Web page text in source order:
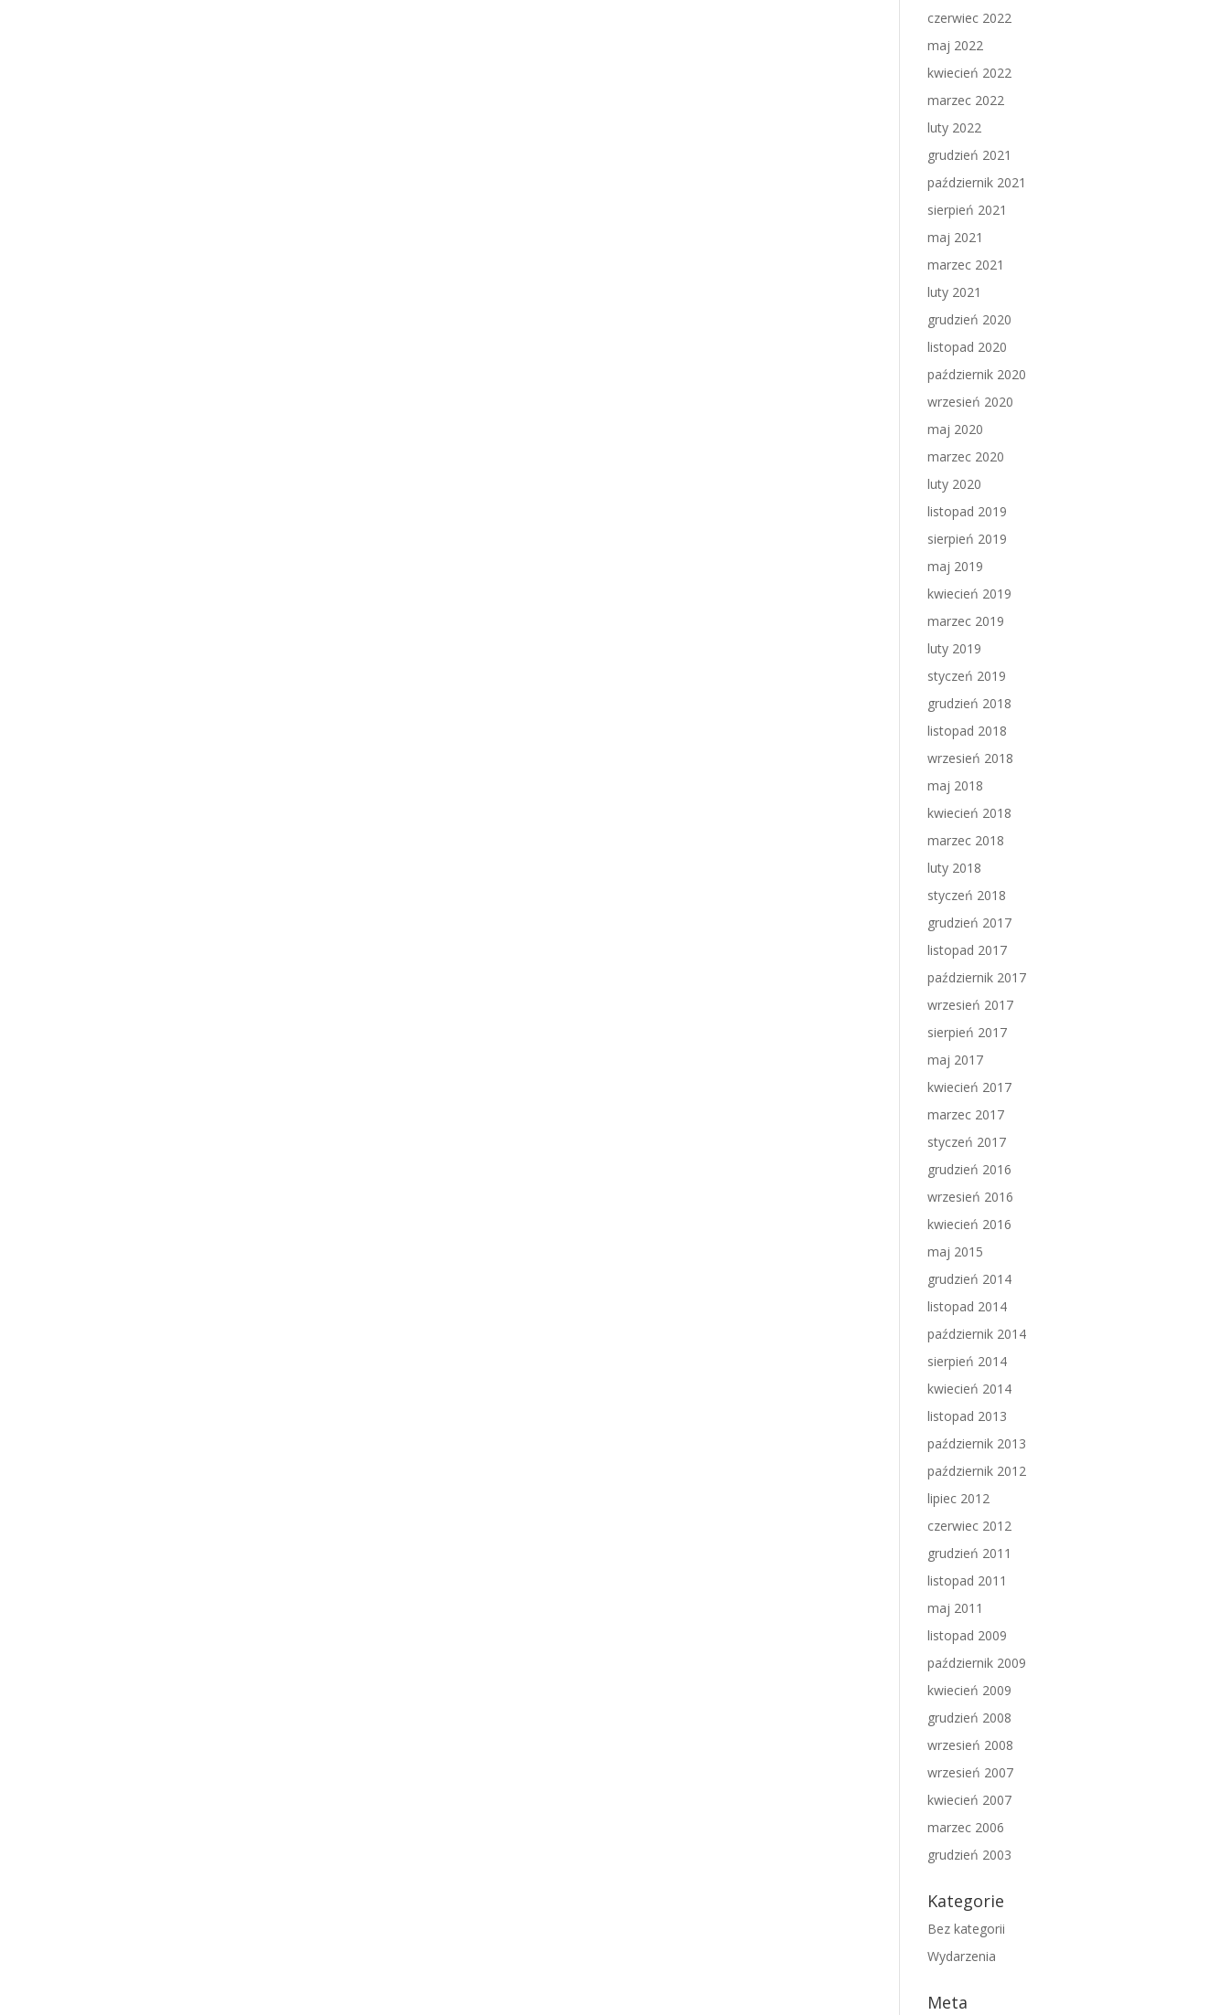
czerwiec 2022
maj 2022
kwiecień 2022
marzec 2022
luty 2022
grudzień 2021
październik 2021
sierpień 2021
maj 2021
marzec 2021
luty 2021
grudzień 2020
listopad 2020
październik 2020
wrzesień 2020
maj 2020
marzec 2020
luty 2020
listopad 2019
sierpień 2019
maj 2019
kwiecień 2019
marzec 2019
luty 2019
styczeń 2019
grudzień 2018
listopad 2018
wrzesień 2018
maj 2018
kwiecień 2018
marzec 2018
luty 2018
styczeń 2018
grudzień 2017
listopad 2017
październik 2017
wrzesień 2017
sierpień 2017
maj 2017
kwiecień 2017
marzec 2017
styczeń 2017
grudzień 2016
wrzesień 2016
kwiecień 2016
maj 2015
grudzień 2014
listopad 2014
październik 2014
sierpień 2014
kwiecień 2014
listopad 2013
październik 2013
październik 2012
lipiec 2012
czerwiec 2012
grudzień 2011
listopad 2011
maj 2011
listopad 2009
październik 2009
kwiecień 2009
grudzień 2008
wrzesień 2008
wrzesień 2007
kwiecień 2007
marzec 2006
grudzień 2003
Kategorie
Bez kategorii
Wydarzenia
Meta